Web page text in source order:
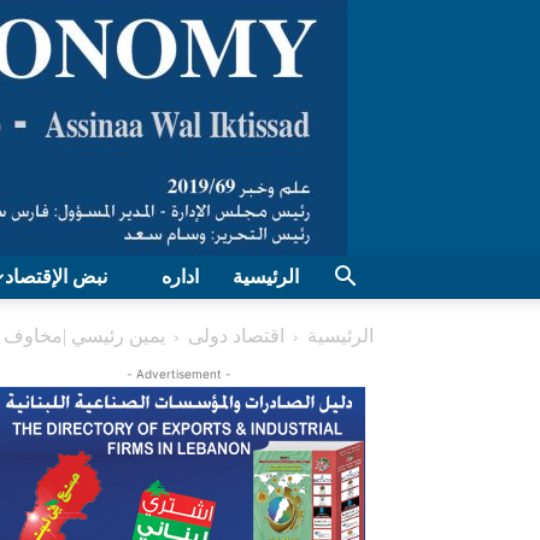
نبض الإقتصاد اداره الرئيسية
الرئيسية اقتصاد دولی يمين رئيسي |مخاوف
- Advertisement -